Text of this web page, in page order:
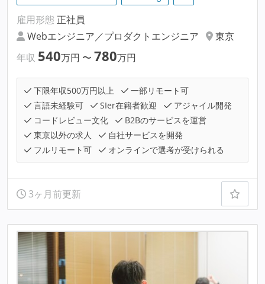
雇用形態 正社員
Webエンジニア／プロダクトエンジニア
東京
年収 540万円 〜 780万円
下限年収500万円以上
一部リモート可
言語未経験可
SIer在籍者歓迎
アジャイル開発
コードレビュー文化
B2Bのサービスを運営
東京以外の求人
自社サービスを開発
フルリモート可
オンラインで選考が受けられる
3ヶ月前更新